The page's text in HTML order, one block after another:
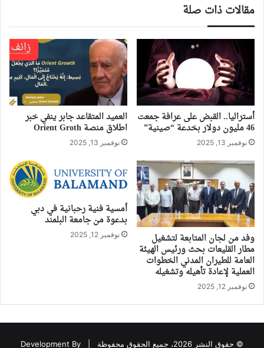
مقالات ذات صلة
أستراليا.. القبض على عرافة جمعت
46 مليون دولار بخدعة “صينية”
نوفمبر 13, 2025
العميد المتقاعد جابر ينفي خبر
اطلاق منصة Orient Groth
نوفمبر 13, 2025
وفد من لجان المتابعة لتشغيل
مطار القليعات بحث ورئيس الهيئة
العامة للطيران المدني الخطوات
العملية لإعادة تأهيله وتشغيله
نوفمبر 12, 2025
أمسية فنية رحبانية في دبي
بدعوة من جامعة البلمند
نوفمبر 12, 2025
© حقوق النشر 2026، جميع الحقوق محفوظة | Development By